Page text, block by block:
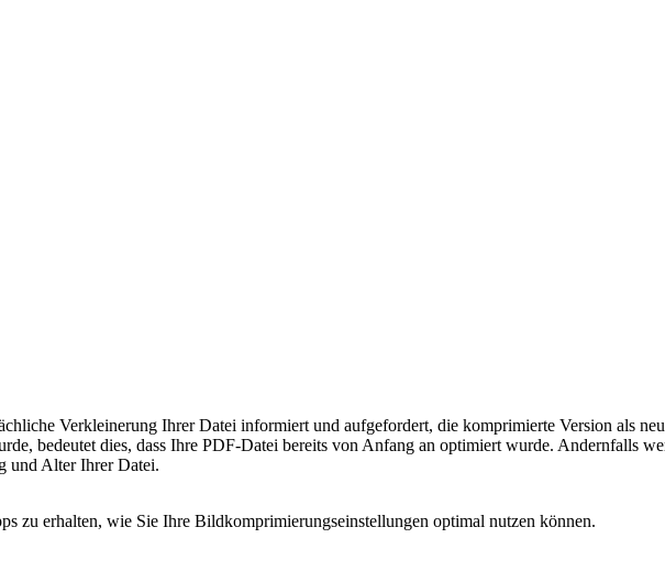
Verkleinerung Ihrer Datei informiert und aufgefordert, die komprimierte Version als
bedeutet dies, dass Ihre PDF-Datei bereits von Anfang an optimiert wurde. Andernfalls
und Alter Ihrer Datei.
zu erhalten, wie Sie Ihre Bildkomprimierungseinstellungen optimal nutzen können.